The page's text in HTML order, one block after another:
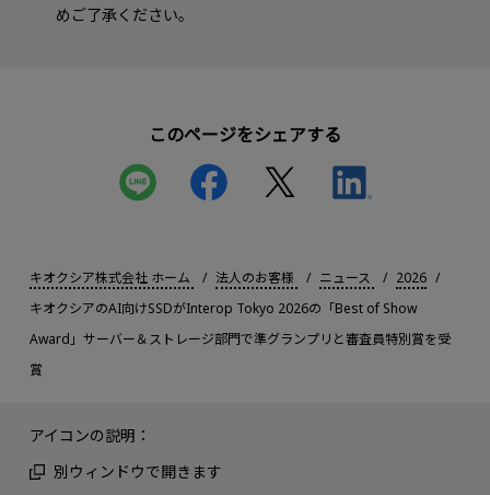
めご了承ください。
このページをシェアする
キオクシア株式会社 ホーム 法人のお客様 ニュース
2026
キオクシアのAI向けSSDがInterop Tokyo 2026の「Best of Show
Award」サーバー＆ストレージ部門で準グランプリと審査員特別賞を受
賞
アイコンの説明：
別ウィンドウで開きます